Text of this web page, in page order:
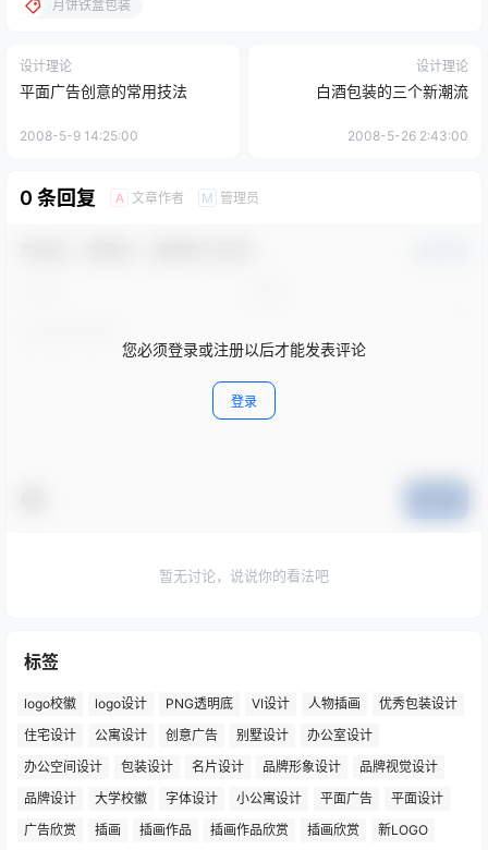
月饼铁盒包装
设计理论
平面广告创意的常用技法
2008-5-9 14:25:00
设计理论
白酒包装的三个新潮流
2008-5-26 2:43:00
0 条回复 A 文章作者 M 管理员
您必须登录或注册以后才能发表评论
登录
暂无讨论，说说你的看法吧
标签
logo校徽 logo设计 PNG透明底 VI设计 人物插画
优秀包装设计
住宅设计
公寓设计 创意广告 别墅设计
办公室设计
办公空间设计
包装设计 名片设计 品牌形象设计
品牌视觉设计
品牌设计
大学校徽 字体设计 小公寓设计 平面广告
平面设计
广告欣赏
插画 插画作品 插画作品欣赏 插画欣赏 新LOGO